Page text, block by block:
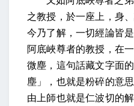
之教授，於一座上，身
今乃了解，一切經論皆
阿底峽尊者的教授，在
微塵，這句話藏文字面
塵」，也就是粉碎的意
由上師也就是仁波切的